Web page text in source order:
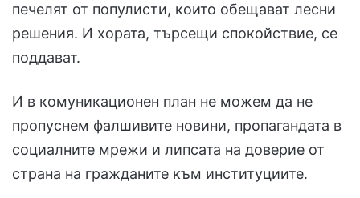
печелят от популисти, които обещават лесни
решения. И хората, търсещи спокойствие, се
поддават.
И в комуникационен план не можем да не
пропуснем фалшивите новини, пропагандата в
социалните мрежи и липсата на доверие от
страна на гражданите към институциите.